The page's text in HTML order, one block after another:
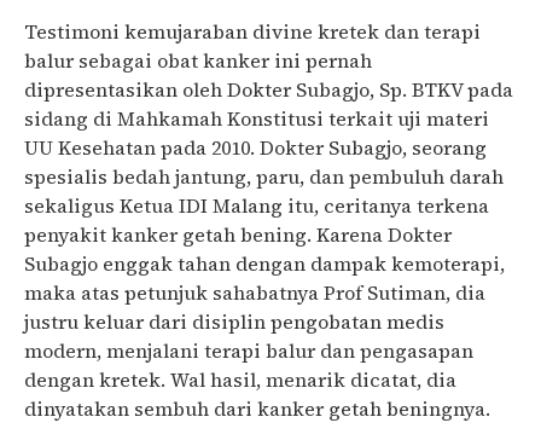
Testimoni kemujaraban divine kretek dan terapi
balur sebagai obat kanker ini pernah
dipresentasikan oleh Dokter Subagjo, Sp. BTKV pada
sidang di Mahkamah Konstitusi terkait uji materi
UU Kesehatan pada 2010. Dokter Subagjo, seorang
spesialis bedah jantung, paru, dan pembuluh darah
sekaligus Ketua IDI Malang itu, ceritanya terkena
penyakit kanker getah bening. Karena Dokter
Subagjo enggak tahan dengan dampak kemoterapi,
maka atas petunjuk sahabatnya Prof Sutiman, dia
justru keluar dari disiplin pengobatan medis
modern, menjalani terapi balur dan pengasapan
dengan kretek. Wal hasil, menarik dicatat, dia
dinyatakan sembuh dari kanker getah beningnya.